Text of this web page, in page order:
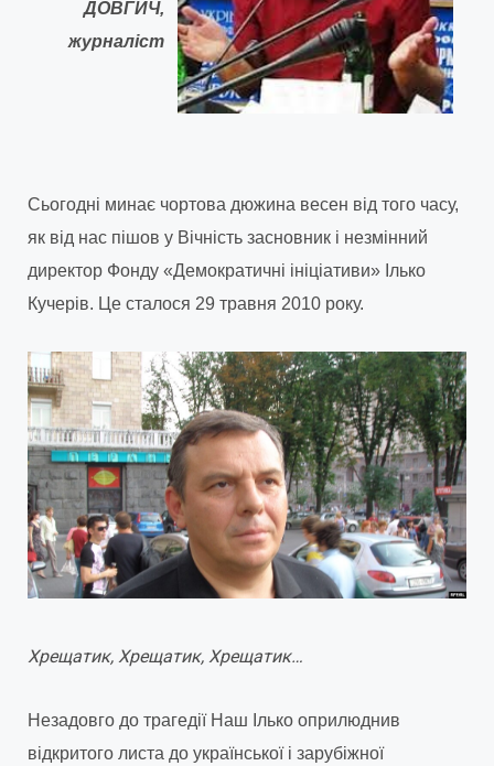
ДОВГИЧ,
журналіст
Сьогодні минає чортова дюжина весен від того часу,
як від нас пішов у Вічність засновник і незмінний
директор Фонду «Демократичні ініціативи» Ілько
Кучерів. Це сталося 29 травня 2010 року.
Хрещатик, Хрещатик, Хрещатик…
Незадовго до трагедії Наш Ілько оприлюднив
відкритого листа до української і зарубіжної